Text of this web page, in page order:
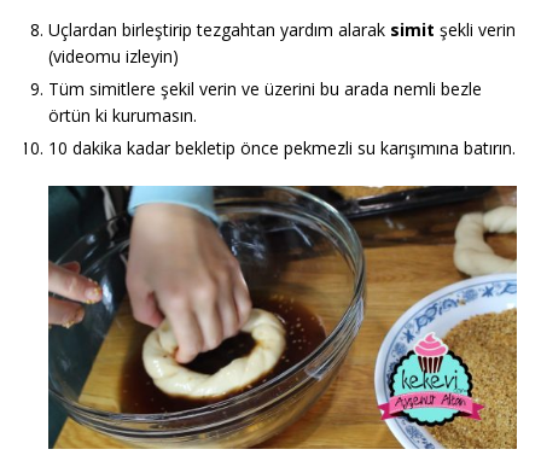
Uçlardan birleştirip tezgahtan yardım alarak simit şekli verin
(videomu izleyin)
Tüm simitlere şekil verin ve üzerini bu arada nemli bezle
örtün ki kurumasın.
10 dakika kadar bekletip önce pekmezli su karışımına batırın.